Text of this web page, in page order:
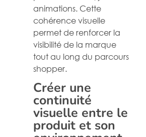
animations. Cette
cohérence visuelle
permet de renforcer la
visibilité de la marque
tout au long du parcours
shopper.
Créer une
continuité
visuelle entre le
produit et son